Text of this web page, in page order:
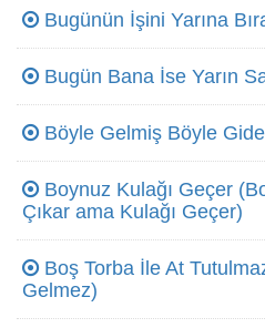
Bugünün İşini Yarına
Bugün Bana İse Yarın
Böyle Gelmiş Böyle
Boynuz Kulağı Geçer
Çıkar ama Kulağı Geçer)
Boş Torba İle At
Gelmez)